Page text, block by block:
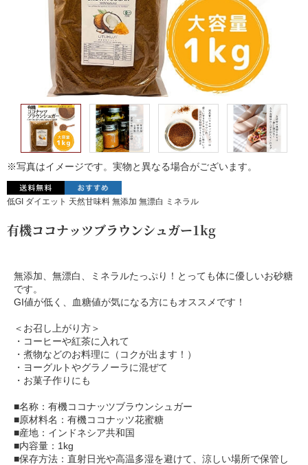
※写真はイメージです。実物と異なる場合がございます。
低GI ダイエット 天然甘味料 無添加 無漂白 ミネラル
有機ココナッツブラウンシュガー1kg
無添加、無漂白、ミネラルたっぷり！とっても体に優しいお砂糖
です。
GI値が低く、血糖値が気になる方にもオススメです！
＜お召し上がり方＞
・コーヒーや紅茶に入れて
・煮物などのお料理に（コクが出ます！）
・ヨーグルトやグラノーラに混ぜて
・お菓子作りにも
■名称：有機ココナッツブラウンシュガー
■原材料名：有機ココナッツ花蜜糖
■産地：インドネシア共和国
■内容量：1kg
■保存方法：直射日光や高温多湿を避けて、涼しい場所で保管し